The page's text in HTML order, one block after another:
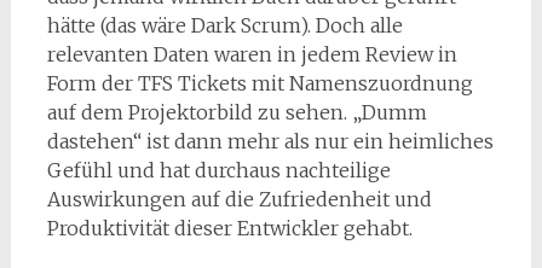
hätte (das wäre Dark Scrum). Doch alle
relevanten Daten waren in jedem Review in
Form der TFS Tickets mit Namenszuordnung
auf dem Projektorbild zu sehen. „Dumm
dastehen“ ist dann mehr als nur ein heimliches
Gefühl und hat durchaus nachteilige
Auswirkungen auf die Zufriedenheit und
Produktivität dieser Entwickler gehabt.